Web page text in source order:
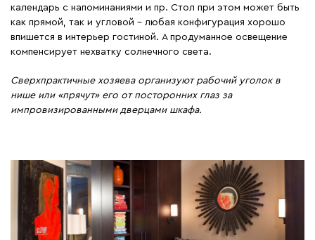
календарь с напоминаниями и пр. Стол при этом может быть
как прямой, так и угловой – любая конфигурация хорошо
впишется в интерьер гостиной. А продуманное освещение
компенсирует нехватку солнечного света.
Сверхпрактичные хозяева организуют рабочий уголок в
нише или «прячут» его от посторонних глаз за
импровизированными дверцами шкафа.